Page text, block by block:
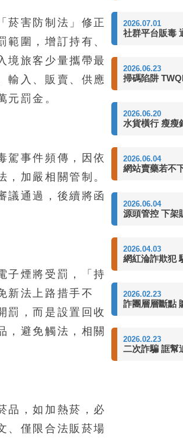
菸害防制法」修正
範圍，增訂持有、
境旅客少量攜帶最
輸入、販賣、供應
元罰金。
駕事件頻傳，因依
，加嚴相關管制。
議通過，後續將函
子煙將受罰，「持
新法上路措手不
罰，而是設置回收
，避免觸法，相關
品，如加熱菸，必
、僅限合法販菸場
2026.07.01
社群平台販毒
2026.06.23
掃碼陷阱
2026.06.20
水貨橫行 瘦瘦
2026.06.04
網站賣藥若不
2026.06.04
源頭管控 下架
2026.04.03
網紅淪詐欺犯
2026.02.23
詐團層層斷點
2026.02.23
二次詐騙 誆幫